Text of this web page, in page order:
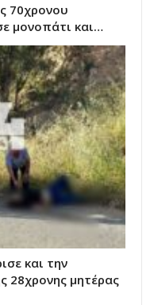
70χρονου
μονοπάτι και…
και την
28χρονης μητέρας